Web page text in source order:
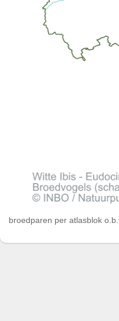
broedparen per atlasblok